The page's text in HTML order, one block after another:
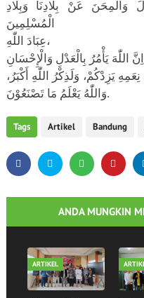
وَالْمِحَنَ عَنْ بِلادِنَا وَبِلادِ
الْمُسْلِمِينَ
عِبَادَ اللّٰهِ،
يَزِدْكُمْ، وَلَذِكْرُ اللّٰهِ أَكْبَرُ،
وَاللّٰهُ يَعْلَمُ مَا تَصْنَعُوْنَ.
Tags Artikel Bandung
ANDA MUNGKIN
ARTIKEL